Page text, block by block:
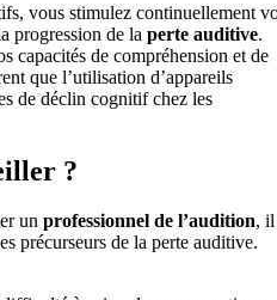
vous stimulez continuellement
progression de la perte auditive.
capacités de compréhension et de
que l’utilisation d’appareils
de déclin cognitif chez les
?
un professionnel de l’audition, il
précurseurs de la perte auditive.